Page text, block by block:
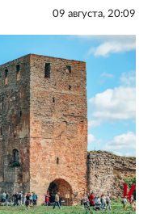
09 августа, 20:09